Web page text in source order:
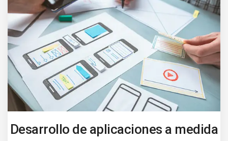
Desarrollo de aplicaciones a medida